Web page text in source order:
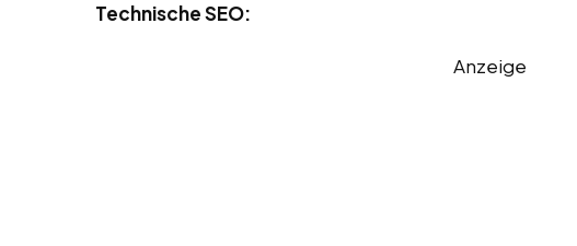
Technische SEO:
Anzeige